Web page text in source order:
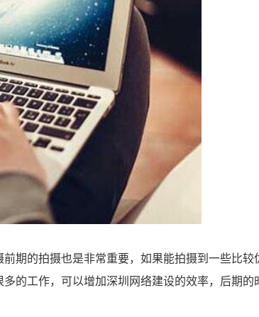
的拍摄也是非常重要，如果能拍摄到一些比较
的工作，可以增加深圳网络建设的效率，后期的